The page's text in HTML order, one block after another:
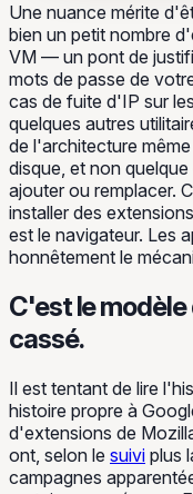
Une nuance mérite
bien un petit nombre
VM — un pont de
mots de passe de
cas de fuite d'IP sur
quelques autres
de l'architecture
disque, et non
ajouter ou remplacer.
installer des
est le navigateur. Les
honnêtement le
C'est le
cassé.
Il est tentant de lire
histoire propre à
d'extensions de
ont, selon le suivi plus
campagnes